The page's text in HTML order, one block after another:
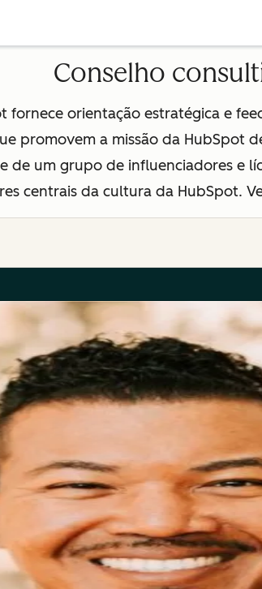
Conselho
fornece orientação estratégica e
promovem a missão da HubSpot
de um grupo de influenciadores e
centrais da cultura da HubSpot.